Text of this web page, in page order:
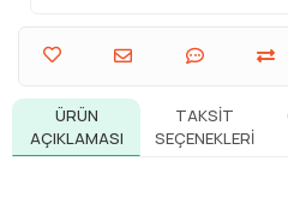
ÜRÜN
AÇIKLAMASI
TAKSIT
SEÇENEKLERI